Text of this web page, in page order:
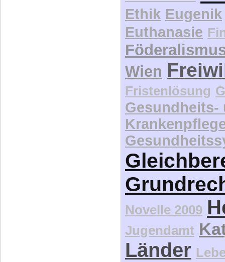
Ethik Eugenik
Euthanasie
Wien
Fristenlösung
Gesundheits-
Novelle 2009
Jugendamt
Länder